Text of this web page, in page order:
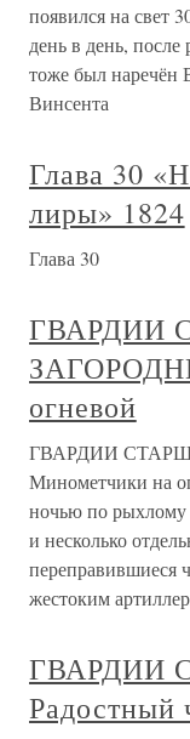
появился на свет
день в день,
тоже был наречён
Винсента
Глава 30
лиры» 1824
Глава 30
ГВАРДИИ
огневой
ГВАРДИИ
Минометчики на
ночью по рыхлому
и несколько
переправившиеся
жестоким
ГВАРДИИ
Радостный